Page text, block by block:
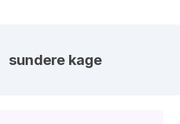
sundere kage